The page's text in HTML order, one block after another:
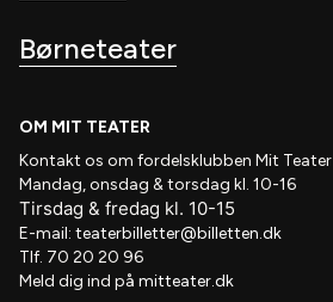
Børneteater
OM MIT TEATER
Kontakt os om fordelsklubben Mit Teater
Mandag, onsdag & torsdag kl. 10-16
Tirsdag & fredag kl. 10-15
E-mail: teaterbilletter@billetten.dk
Tlf. 70 20 20 96
Meld dig ind på mitteater.dk